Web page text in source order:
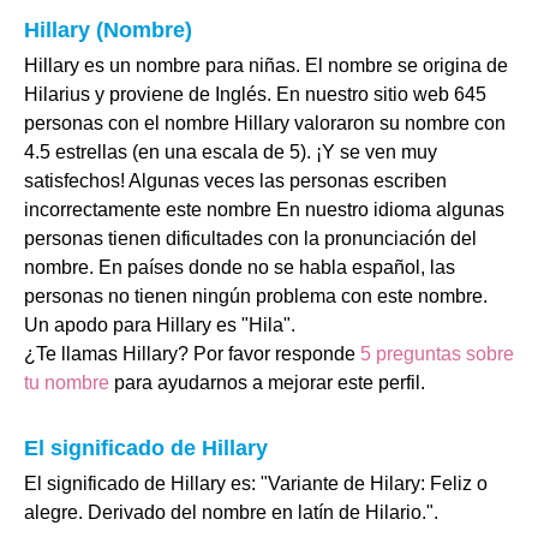
Hillary (Nombre)
Hillary es un nombre para niñas. El nombre se origina de
Hilarius y proviene de Inglés. En nuestro sitio web 645
personas con el nombre Hillary valoraron su nombre con
4.5 estrellas (en una escala de 5). ¡Y se ven muy
satisfechos! Algunas veces las personas escriben
incorrectamente este nombre En nuestro idioma algunas
personas tienen dificultades con la pronunciación del
nombre. En países donde no se habla español, las
personas no tienen ningún problema con este nombre.
Un apodo para Hillary es "Hila".
¿Te llamas Hillary? Por favor responde 5 preguntas sobre
tu nombre para ayudarnos a mejorar este perfil.
El significado de Hillary
El significado de Hillary es: "Variante de Hilary: Feliz o
alegre. Derivado del nombre en latín de Hilario.".